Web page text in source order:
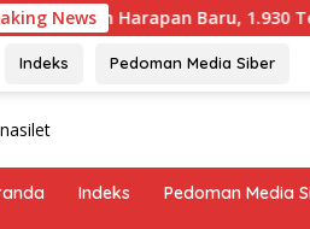
News
Baru, 1.930 Tenaga Kerja
Indeks Pedoman Media Siber
Indeks Pedoman Media